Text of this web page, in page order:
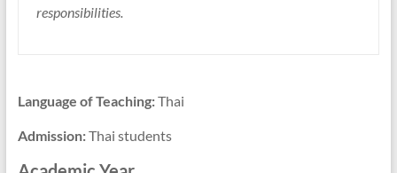
responsibilities.
Language of Teaching:Thai
Admission:Thai students